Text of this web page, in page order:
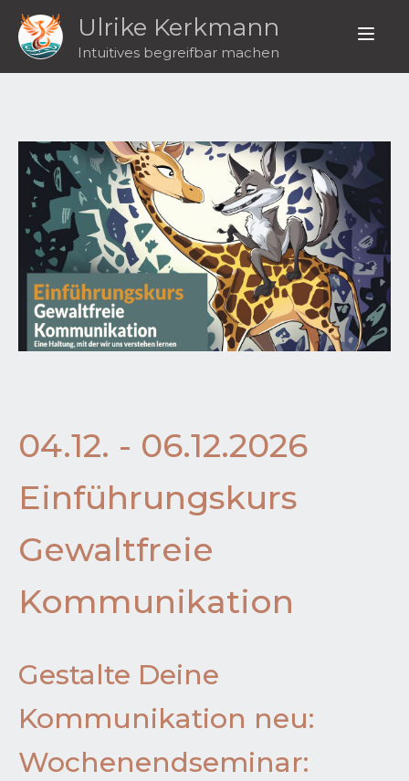
Ulrike Kerkmann
Intuitives begreifbar machen
04.12. - 06.12.2026
Einführungskurs
Gewaltfreie
Kommunikation
Gestalte Deine
Kommunikation neu:
Wochenendseminar: